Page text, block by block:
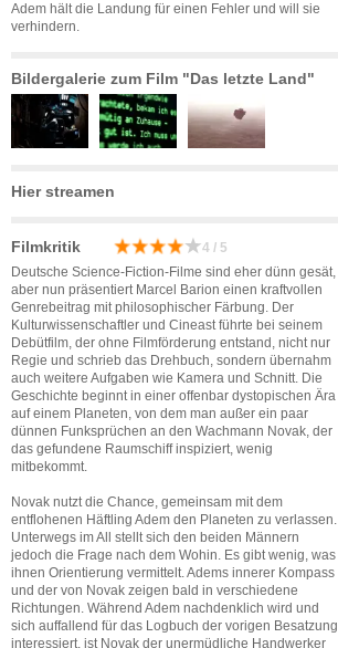
Adem hält die Landung für einen Fehler und will sie
verhindern.
Bildergalerie zum Film "Das letzte Land"
Hier streamen
Filmkritik 4 / 5
Deutsche Science-Fiction-Filme sind eher dünn gesät,
aber nun präsentiert Marcel Barion einen kraftvollen
Genrebeitrag mit philosophischer Färbung. Der
Kulturwissenschaftler und Cineast führte bei seinem
Debütfilm, der ohne Filmförderung entstand, nicht nur
Regie und schrieb das Drehbuch, sondern übernahm
auch weitere Aufgaben wie Kamera und Schnitt. Die
Geschichte beginnt in einer offenbar dystopischen Ära
auf einem Planeten, von dem man außer ein paar
dünnen Funksprüchen an den Wachmann Novak, der
das gefundene Raumschiff inspiziert, wenig
mitbekommt.
Novak nutzt die Chance, gemeinsam mit dem
entflohenen Häftling Adem den Planeten zu verlassen.
Unterwegs im All stellt sich den beiden Männern
jedoch die Frage nach dem Wohin. Es gibt wenig, was
ihnen Orientierung vermittelt. Adems innerer Kompass
und der von Novak zeigen bald in verschiedene
Richtungen. Während Adem nachdenklich wird und
sich auffallend für das Logbuch der vorigen Besatzung
interessiert, ist Novak der unermüdliche Handwerker